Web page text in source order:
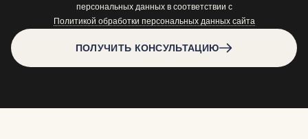
ПОЛУЧИТЬ КОНСУЛЬТАЦИЮ
персональных данных в соответствии с
Политикой обработки персональных данных сайта